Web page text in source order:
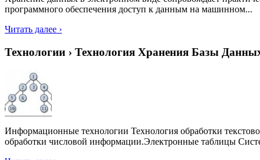
программного обеспечения доступ к данным на машинном...
Читать далее ›
Технологии › Технология Хранения Базы
Информационные технологии Технология обработки
обработки числовой информации.Электронные таблицы